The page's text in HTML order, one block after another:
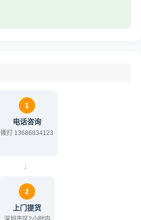
1
电话咨询
拨打 13686834123
→
2
上门提货